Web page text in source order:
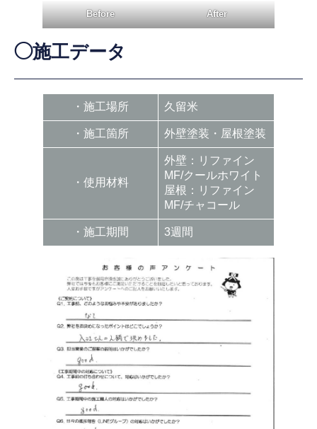
Before After
◯施工データ
・施工場所 久留米
・施工箇所 外壁塗装・屋根塗装
・使用材料
外壁：リファイン
MF/クールホワイト
屋根：リファイン
MF/チャコール
・施工期間 3週間